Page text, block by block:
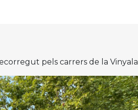
pels carrers de la Vinyala